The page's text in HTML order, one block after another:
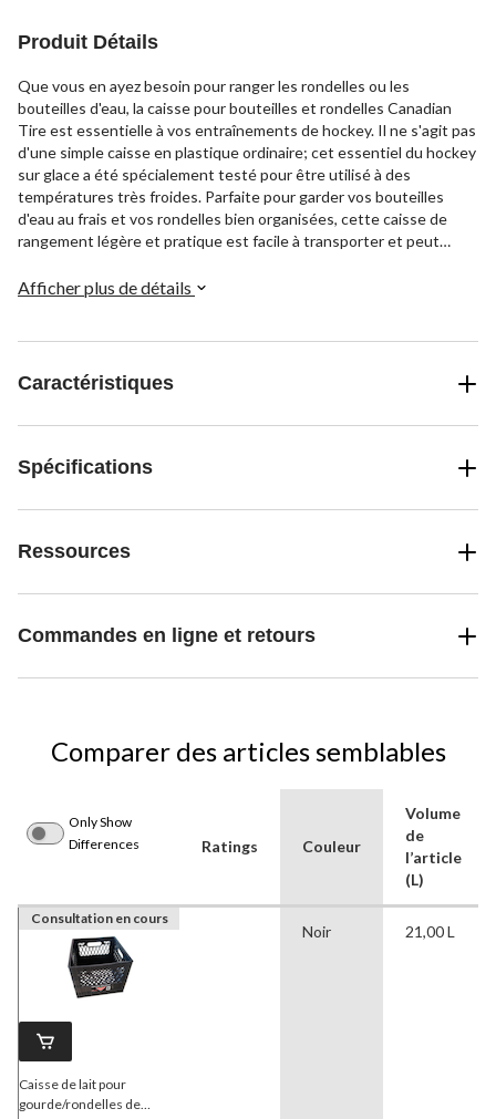
Produit Détails
Que vous en ayez besoin pour ranger les rondelles ou les
bouteilles d'eau, la caisse pour bouteilles et rondelles Canadian
Tire est essentielle à vos entraînements de hockey. Il ne s'agit pas
d'une simple caisse en plastique ordinaire; cet essentiel du hockey
sur glace a été spécialement testé pour être utilisé à des
températures très froides. Parfaite pour garder vos bouteilles
d'eau au frais et vos rondelles bien organisées, cette caisse de
rangement légère et pratique est facile à transporter et peut
Afficher plus de détails
Caractéristiques
Spécifications
Ressources
Commandes en ligne et retours
Comparer des articles semblables
Only Show
Differences
Ratings Couleur
Volume
de
l’article
(L)
Consultation en cours
Caisse de lait pour
gourde/rondelles de
Noir 21,00 L